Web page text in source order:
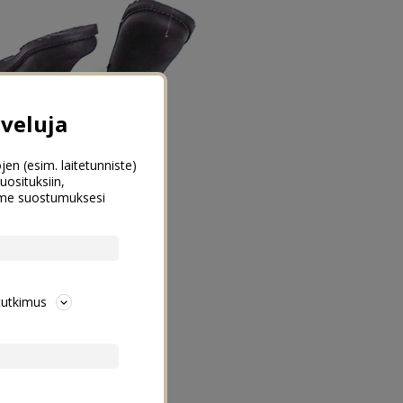
(esim. laitetunniste)
suostumuksesi